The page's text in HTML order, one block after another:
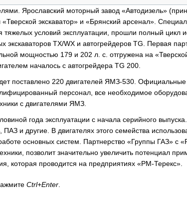
Ярославский моторный завод «Автодизель»
экскаватор» и «Брянский арсенал».
условий эксплуатации, прошли полный цикл
экскаваторов TX/WX и автогрейдеров TG. Первая
мощностью 179 и 202 л. с. отгружена на
началось с автогрейдера TG 200.
поставлено 220 двигателей ЯМЗ-530.
персонал, все необходимое
с двигателями ЯМЗ.
года эксплуатации с начала серийного
и другие. В двигателях этого семейства
основных систем. Партнерство «Группы ГАЗ» с
позволит значительно увеличить потенциал
которая проводится на предприятиях «РМ-Терекс».
Ctrl+Enter